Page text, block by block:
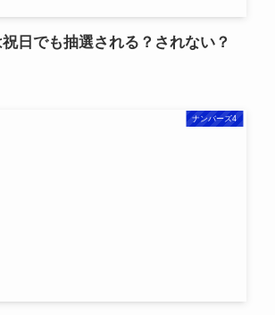
日でも抽選される？されない？
ナンバーズ4